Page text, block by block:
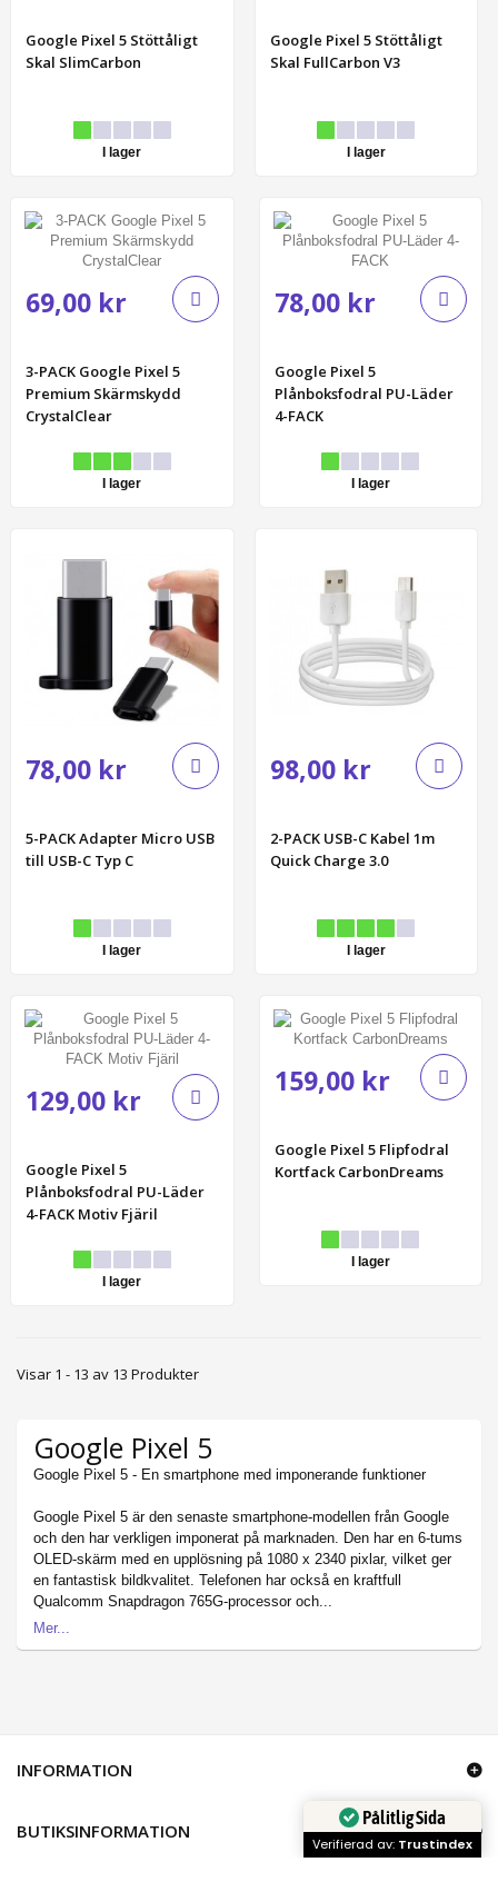
Google Pixel 5 Stöttåligt
Skal SlimCarbon
I lager
Google Pixel 5 Stöttåligt
Skal FullCarbon V3
I lager
69,00 kr
3-PACK Google Pixel 5
Premium Skärmskydd
CrystalClear
I lager
78,00 kr
Google Pixel 5
Plånboksfodral PU-Läder
4-FACK
I lager
78,00 kr
5-PACK Adapter Micro USB
till USB-C Typ C
I lager
98,00 kr
2-PACK USB-C Kabel 1m
Quick Charge 3.0
I lager
129,00 kr
Google Pixel 5
Plånboksfodral PU-Läder
4-FACK Motiv Fjäril
I lager
159,00 kr
Google Pixel 5 Flipfodral
Kortfack CarbonDreams
I lager
Visar 1 - 13 av 13 Produkter
Google Pixel 5
Google Pixel 5 - En smartphone med imponerande funktioner
Google Pixel 5 är den senaste smartphone-modellen från Google
och den har verkligen imponerat på marknaden. Den har en 6-tums
OLED-skärm med en upplösning på 1080 x 2340 pixlar, vilket ger
en fantastisk bildkvalitet. Telefonen har också en kraftfull
Qualcomm Snapdragon 765G-processor och...
Mer
INFORMATION
BUTIKSINFORMATION
Pålitlig Sida
Verifierad av: Trustindex